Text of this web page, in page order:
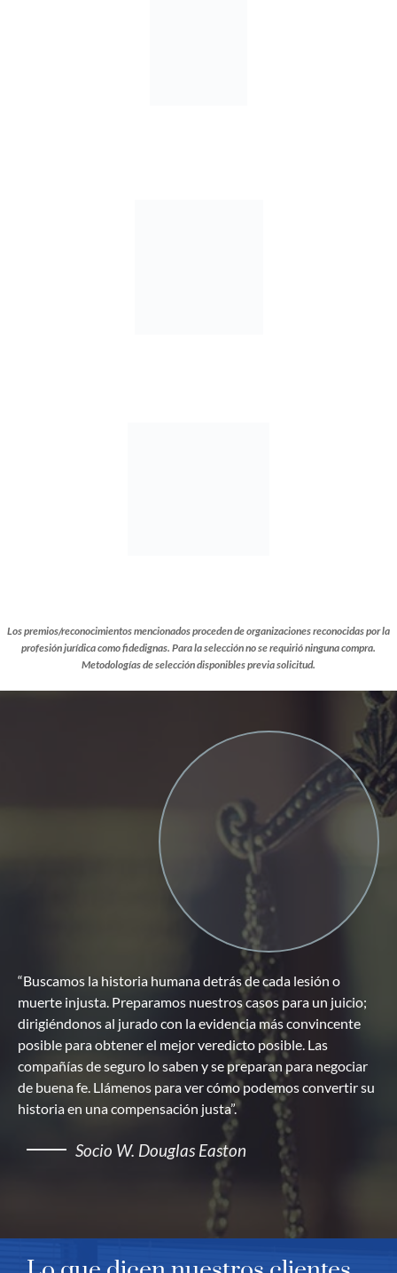
Los premios/reconocimientos mencionados proceden de organizaciones reconocidas por la
profesión jurídica como fidedignas. Para la selección no se requirió ninguna compra.
Metodologías de selección disponibles previa solicitud.
“Buscamos la historia humana detrás de cada lesión o
muerte injusta. Preparamos nuestros casos para un juicio;
dirigiéndonos al jurado con la evidencia más convincente
posible para obtener el mejor veredicto posible. Las
compañías de seguro lo saben y se preparan para negociar
de buena fe. Llámenos para ver cómo podemos convertir su
historia en una compensación justa”.
Socio W. Douglas Easton